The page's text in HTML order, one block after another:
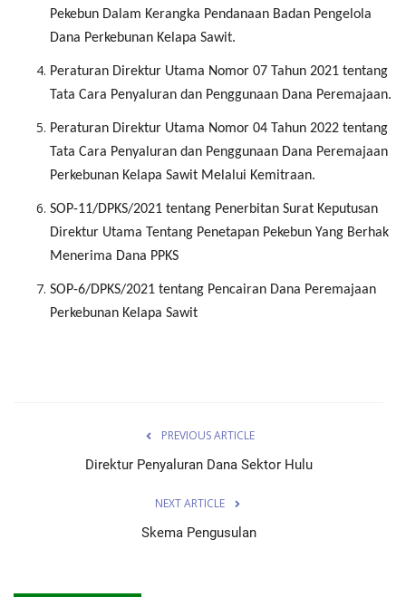
Pekebun Dalam Kerangka Pendanaan Badan Pengelola
Dana Perkebunan Kelapa Sawit.
Peraturan Direktur Utama Nomor 07 Tahun 2021 tentang
Tata Cara Penyaluran dan Penggunaan Dana Peremajaan.
Peraturan Direktur Utama Nomor 04 Tahun 2022 tentang
Tata Cara Penyaluran dan Penggunaan Dana Peremajaan
Perkebunan Kelapa Sawit Melalui Kemitraan.
SOP-11/DPKS/2021 tentang Penerbitan Surat Keputusan
Direktur Utama Tentang Penetapan Pekebun Yang Berhak
Menerima Dana PPKS
SOP-6/DPKS/2021 tentang Pencairan Dana Peremajaan
Perkebunan Kelapa Sawit
PREVIOUS ARTICLE
Direktur Penyaluran Dana Sektor Hulu
NEXT ARTICLE
Skema Pengusulan